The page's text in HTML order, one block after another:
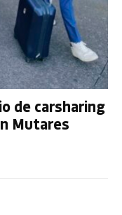
de carsharing
Mutares